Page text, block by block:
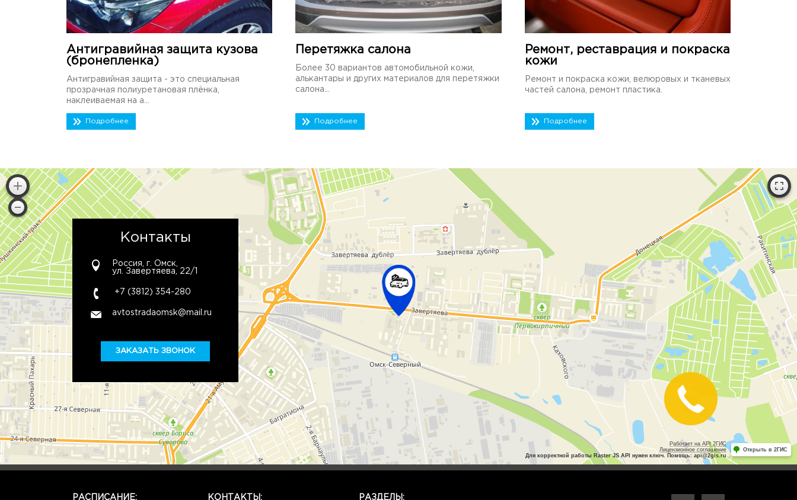
Антигравийная защита кузова
(бронепленка)
Антигравийная защита - это специальная
прозрачная полиуретановая плёнка,
наклеиваемая на а...
Подробнее
Перетяжка салона
Более 30 вариантов автомобильной кожи,
алькантары и других материалов для перетяжки
салона...
Подробнее
Ремонт, реставрация и покраска
кожи
Ремонт и покраска кожи, велюровых и тканевых
частей салона, ремонт пластика.
Подробнее
Контакты
Россия, г. Омск,
ул. Завертяева, 22/1
+7 (3812) 354-280
avtostradaomsk@mail.ru
ЗАКАЗАТЬ ЗВОНОК
Работает на API 2ГИС
Лицензионное соглашение
Для корректной работы Raster JS API нужен ключ. Помощь: api@2gis.ru
Открыть в 2ГИС
РАСПИСАНИЕ: КОНТАКТЫ: РАЗДЕЛЫ:
Закажите
звонок